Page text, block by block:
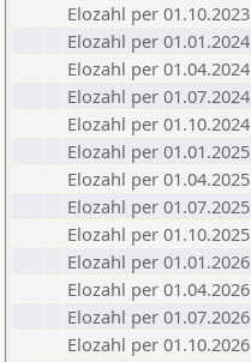
Elozahl per 01.10.2023
Elozahl per 01.01.2024
Elozahl per 01.04.2024
Elozahl per 01.07.2024
Elozahl per 01.10.2024
Elozahl per 01.01.2025
Elozahl per 01.04.2025
Elozahl per 01.07.2025
Elozahl per 01.10.2025
Elozahl per 01.01.2026
Elozahl per 01.04.2026
Elozahl per 01.07.2026
Elozahl per 01.10.2026